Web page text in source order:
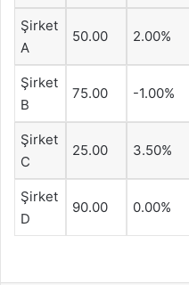
Şirket
A
50.00 2.00%
Şirket
B
75.00 -1.00%
Şirket
C
25.00 3.50%
Şirket
D
90.00 0.00%